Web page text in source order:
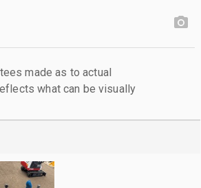
made as to actual
what can be visually